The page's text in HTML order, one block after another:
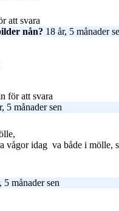
att svara
nån? 18 år, 5 månader
för att svara
5 månader sen
vågor idag va både i mölle,
5 månader sen